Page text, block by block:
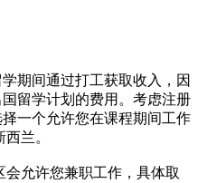
期间通过打工获取收入，因
留学计划的费用。考虑注册
一个允许您在课程期间工作
兰。
允许您兼职工作，具体取